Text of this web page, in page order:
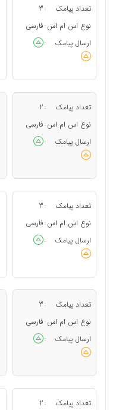
تعداد پیامک :
3
نوع اس ام اس : فارسی
ارسال پیامک
:
تعداد پیامک :
2
نوع اس ام اس : فارسی
ارسال پیامک
:
تعداد پیامک :
3
نوع اس ام اس : فارسی
ارسال پیامک
:
تعداد پیامک :
3
نوع اس ام اس : فارسی
ارسال پیامک
:
تعداد پیامک :
2